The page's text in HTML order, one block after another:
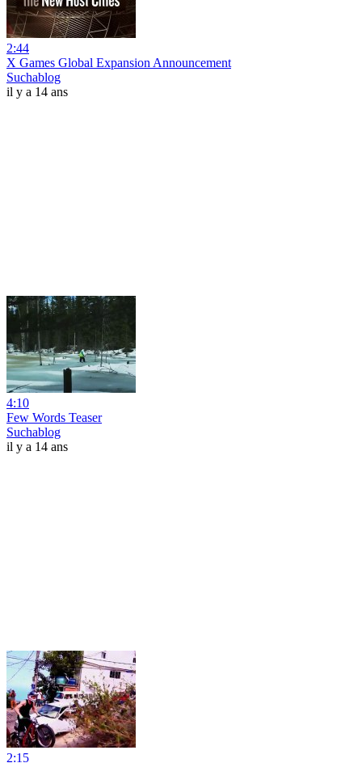
2:44
X Games Global Expansion Announcement
Suchablog
il y a 14 ans
4:10
Few Words Teaser
Suchablog
il y a 14 ans
2:15